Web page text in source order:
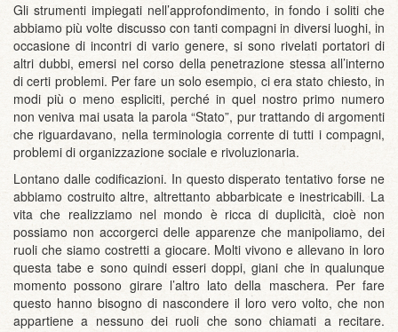
Gli strumenti impiegati nell’approfondimento, in fondo i soliti che
abbiamo più volte discusso con tanti compagni in diversi luoghi, in
occasione di incontri di vario genere, si sono rivelati portatori di
altri dubbi, emersi nel corso della penetrazione stessa all’interno
di certi problemi. Per fare un solo esempio, ci era stato chiesto, in
modi più o meno espliciti, perché in quel nostro primo numero
non veniva mai usata la parola “Stato”, pur trattando di argomenti
che riguardavano, nella terminologia corrente di tutti i compagni,
problemi di organizzazione sociale e rivoluzionaria.
Lontano dalle codificazioni. In questo disperato tentativo forse ne
abbiamo costruito altre, altrettanto abbarbicate e inestricabili. La
vita che realizziamo nel mondo è ricca di duplicità, cioè non
possiamo non accorgerci delle apparenze che manipoliamo, dei
ruoli che siamo costretti a giocare. Molti vivono e allevano in loro
questa tabe e sono quindi esseri doppi, giani che in qualunque
momento possono girare l’altro lato della maschera. Per fare
questo hanno bisogno di nascondere il loro vero volto, che non
appartiene a nessuno dei ruoli che sono chiamati a recitare.